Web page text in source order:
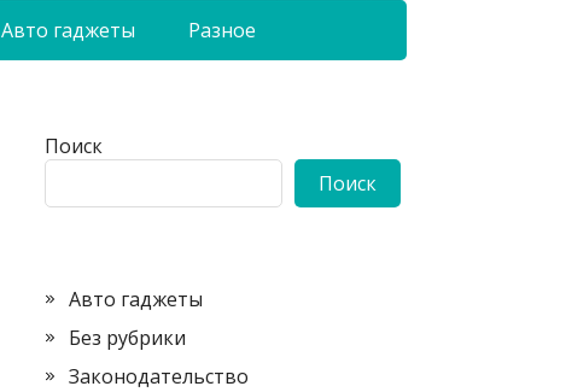
Авто гаджеты Разное
Поиск
Поиск
Авто гаджеты
Без рубрики
Законодательство